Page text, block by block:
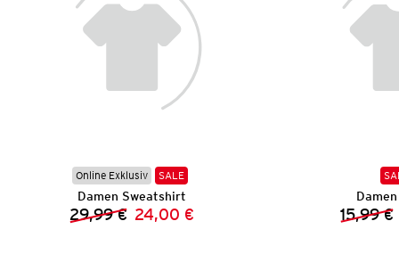
Online Exklusiv SALE
Damen Sweatshirt
Vorheriger Preis:
29,99 € Neuer Preis:
24,00 € 15,99 €